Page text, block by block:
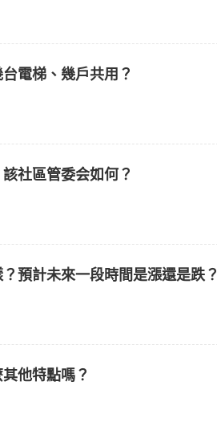
電梯、幾戶共用？
社區管委会如何？
預計未來一段時間是漲還是跌？
他特點嗎？